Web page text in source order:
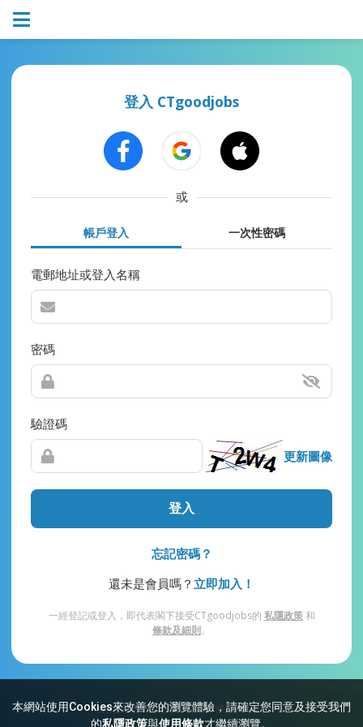
本網站使用Cookies來改善您的瀏覽體驗，請確定您同意及接受我們
的私隱政策與使用條款才繼續瀏覽。
登入 CTgoodjobs
或
帳戶登入 一次性密碼
電郵地址或登入名稱
密碼
驗證碼
更新圖像
登入
忘記密碼？
還未是會員嗎？ 立即加入！
一經登記或登入，即代表閣下接受CTgoodjobs的 私隱政策和
條款及細則。
網站索引 常見問題 私隱 條款及細則